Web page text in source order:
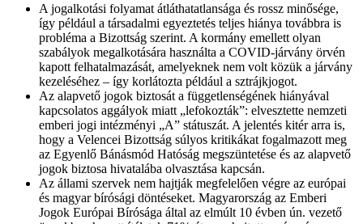
A jogalkotási folyamat átláthatatlansága és rossz minősége,
így például a társadalmi egyeztetés teljes hiánya továbbra is
probléma a Bizottság szerint. A kormány emellett olyan
szabályok megalkotására használta a COVID-járvány örvén
kapott felhatalmazását, amelyeknek nem volt közük a járvány
kezeléséhez – így korlátozta például a sztrájkjogot.
Az alapvető jogok biztosát a függetlenségének hiányával
kapcsolatos aggályok miatt „lefokozták”: elvesztette nemzeti
emberi jogi intézményi „A” státuszát. A jelentés kitér arra is,
hogy a Velencei Bizottság súlyos kritikákat fogalmazott meg
az Egyenlő Bánásmód Hatóság megszüntetése és az alapvető
jogok biztosa hivatalába olvasztása kapcsán.
Az állami szervek nem hajtják megfelelően végre az európai
és magyar bírósági döntéseket. Magyarország az Emberi
Jogok Európai Bírósága által az elmúlt 10 évben ún. vezető